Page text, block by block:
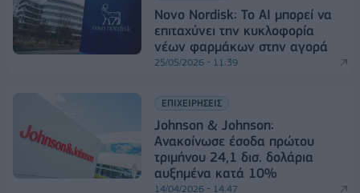
Novo Nordisk: Το AI μπορεί να
επιταχύνει την κυκλοφορία
νέων φαρμάκων στην αγορά
25/05/2026 - 11:39
ΕΠΙΧΕΙΡΗΣΕΙΣ
Johnson & Johnson:
Aνακοίνωσε έσοδα πρώτου
τριμήνου 24,1 δισ. δολάρια
αυξημένα κατά 10%
14/04/2026 - 14:47